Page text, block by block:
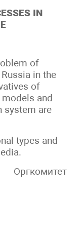
IN
of
in the
of
and
system are
types and
Оргкомитет